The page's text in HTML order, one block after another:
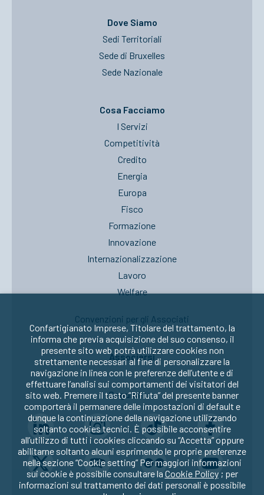
Dove Siamo
Sedi Territoriali
Sede di Bruxelles
Sede Nazionale
Cosa Facciamo
I Servizi
Competitività
Credito
Energia
Europa
Fisco
Formazione
Innovazione
Internazionalizzazione
Lavoro
Welfare
Convenzioni per gli Associati
Associarsi
Seguici su:
Confartigianato Imprese, Titolare del trattamento, la
informa che previa acquisizione del suo consenso, il
presente sito web potrà utilizzare cookies non
strettamente necessari al fine di personalizzare la
navigazione in linea con le preferenze dell’utente e di
effettuare l’analisi sui comportamenti dei visitatori del
sito web. Premere il tasto “Rifiuta” del presente banner
comporterà il permanere delle impostazioni di default e
dunque la continuazione della navigazione utilizzando
soltanto cookies tecnici. È possibile acconsentire
all’utilizzo di tutti i cookies cliccando su “Accetta” oppure
abilitarne soltanto alcuni esprimendo le proprie preferenze
nella sezione “Cookie setting” Per maggiori informazioni
sui cookie è possibile consultare la Cookie Policy; per
informazioni sul trattamento dei dati personali è possibile